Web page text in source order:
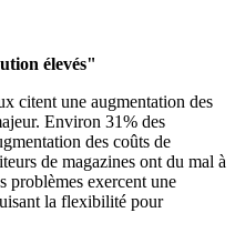
élevés"
citent une augmentation des
Environ 31% des
des coûts de
de magazines ont du mal à
problèmes exercent une
la flexibilité pour